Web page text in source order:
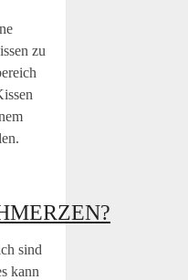
zu
sind
kann